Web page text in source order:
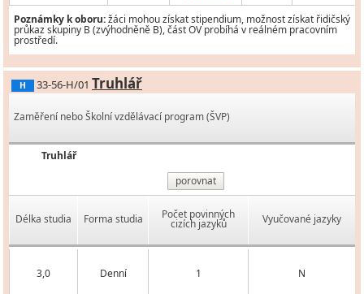
Poznámky k oboru:žáci mohou získat stipendium, možnost získat řidičský
průkaz skupiny B (zvýhodněně B), část OV probíhá v reálném pracovním
prostředí.
H 33-56-H/01 Truhlář
Zaměření nebo Školní vzdělávací program (ŠVP)
Truhlář
porovnat
Délka studia Forma studia Počet povinných
cizích jazyků Vyučované jazyky
3,0 Denní 1 N